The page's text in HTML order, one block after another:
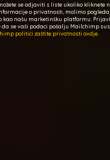
se odjaviti s liste ukoliko kliknete
o privatnosti, molimo
kao našu marketinšku platformu.
se vaši podaci pošalju Mailchimp
politici zaštite privatnosti ovdje.